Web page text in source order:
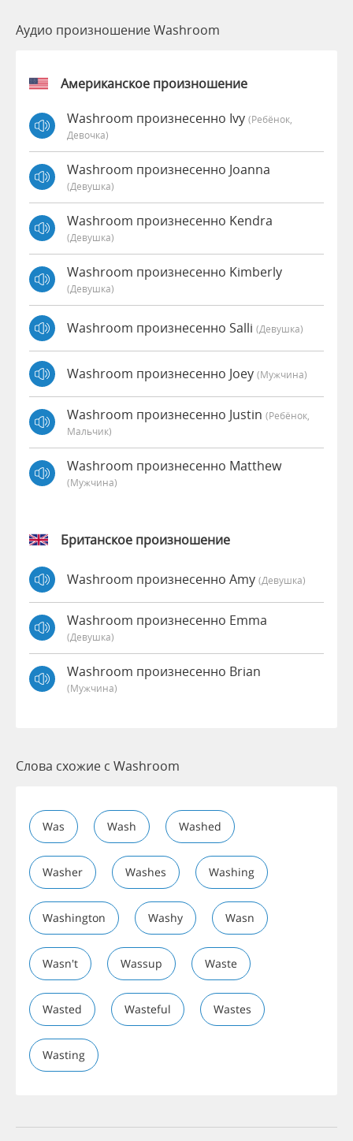
Аудио произношение Washroom
Американское произношение
Washroom произнесенно Ivy (Ребёнок,
Девочка)
Washroom произнесенно Joanna
(девушка)
Washroom произнесенно Kendra
(девушка)
Washroom произнесенно Kimberly
(девушка)
Washroom произнесенно Salli (девушка)
Washroom произнесенно Joey (мужчина)
Washroom произнесенно Justin (Ребёнок,
Мальчик)
Washroom произнесенно Matthew
(мужчина)
Британское произношение
Washroom произнесенно Amy (девушка)
Washroom произнесенно Emma
(девушка)
Washroom произнесенно Brian
(мужчина)
Слова схожие с Washroom
Was Wash Washed
Washer Washes Washing
Washington Washy Wasn
Wasn't Wassup Waste
Wasted Wasteful Wastes
Wasting